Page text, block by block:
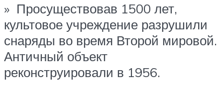
» Просуществовав 1500 лет,
культовое учреждение разрушили
снаряды во время Второй мировой.
Античный объект
реконструировали в 1956.